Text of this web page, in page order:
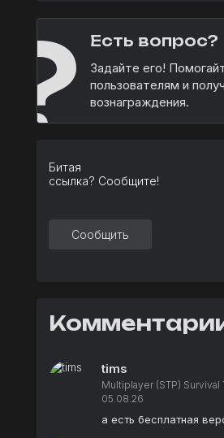
Есть вопрос?
Задайте его!
пользователям и
вознаграждения.
Битая
ссылка? Сообщите!
Сообщить
tims
Multiplayer (STP) Survival
05.08.26
а есть бесплатная